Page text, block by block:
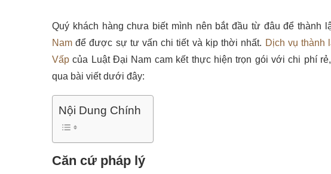
Quý khách hàng chưa biết mình nên bắt đầu từ đâu để thành
Nam để được sự tư vấn chi tiết và kịp thời nhất. Dịch vụ thành
Vấp của Luật Đại Nam cam kết thực hiện trọn gói với chi phí
qua bài viết dưới đây:
Nội Dung Chính
Căn cứ pháp lý